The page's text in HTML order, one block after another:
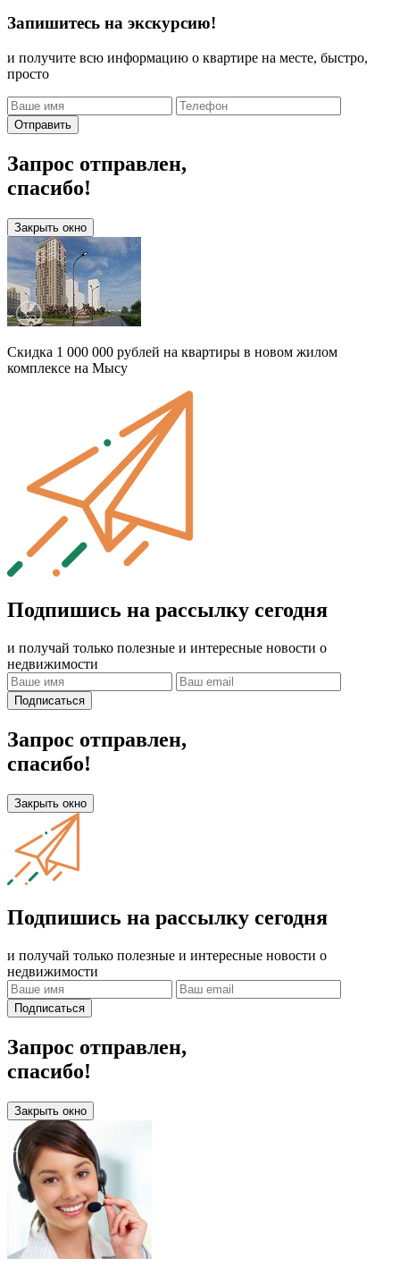
Запишитесь на экскурсию!
и получите всю информацию о квартире на месте, быстро,
просто
Отправить
Запрос отправлен,
спасибо!
Закрыть окно
Скидка 1 000 000 рублей на квартиры в новом жилом
комплексе на Мысу
Подпишись на рассылку сегодня
и получай только полезные и интересные новости о
недвижимости
Подписаться
Запрос отправлен,
спасибо!
Закрыть окно
Подпишись на рассылку сегодня
и получай только полезные и интересные новости о
недвижимости
Подписаться
Запрос отправлен,
спасибо!
Закрыть окно